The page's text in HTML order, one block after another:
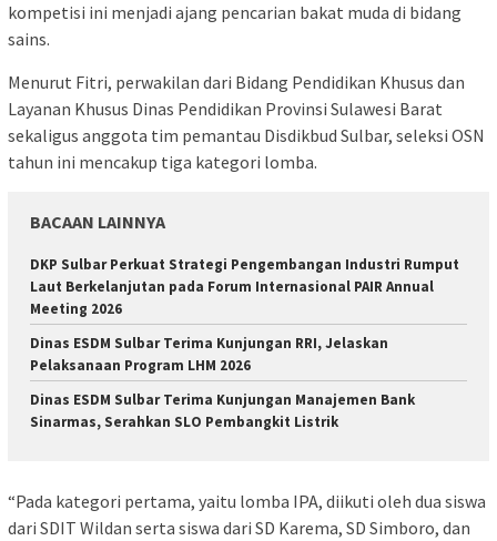
kompetisi ini menjadi ajang pencarian bakat muda di bidang
sains.
Menurut Fitri, perwakilan dari Bidang Pendidikan Khusus dan
Layanan Khusus Dinas Pendidikan Provinsi Sulawesi Barat
sekaligus anggota tim pemantau Disdikbud Sulbar, seleksi OSN
tahun ini mencakup tiga kategori lomba.
BACAAN LAINNYA
DKP Sulbar Perkuat Strategi Pengembangan Industri Rumput
Laut Berkelanjutan pada Forum Internasional PAIR Annual
Meeting 2026
Dinas ESDM Sulbar Terima Kunjungan RRI, Jelaskan
Pelaksanaan Program LHM 2026
Dinas ESDM Sulbar Terima Kunjungan Manajemen Bank
Sinarmas, Serahkan SLO Pembangkit Listrik
“Pada kategori pertama, yaitu lomba IPA, diikuti oleh dua siswa
dari SDIT Wildan serta siswa dari SD Karema, SD Simboro, dan